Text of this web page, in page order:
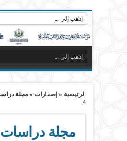
الرئيسية » إصدارات »مجلة
4
مجلة دراسات